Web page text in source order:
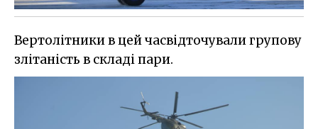
Вертолітники в цей часвідточували групову
злітаність в складі пари.